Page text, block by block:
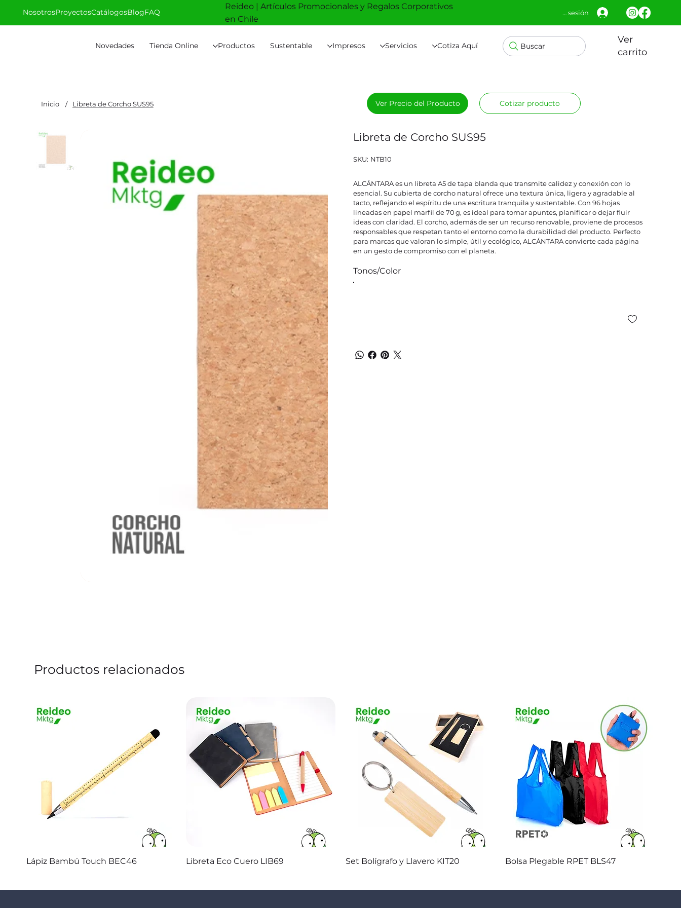
Novedades Tienda Online Productos Sustentable Impresos Servicios Cotiza Aquí Buscar
Ver
carrito
NosotrosProyectosCatálogosBlogFAQ
Reideo | Artículos Promocionales y Regalos Corporativos
en Chile
Iniciar sesión
Inicio / Libreta de Corcho SUS95
Libreta de Corcho SUS95
SKU: SKU
NTB10
NTB10
ALCÁNTARA es un libreta A5 de tapa blanda que transmite calidez y conexión con lo
esencial. Su cubierta de corcho natural ofrece una textura única, ligera y agradable al
tacto, reflejando el espíritu de una escritura tranquila y sustentable. Con 96 hojas
lineadas en papel marfil de 70 g, es ideal para tomar apuntes, planificar o dejar fluir
ideas con claridad. El corcho, además de ser un recurso renovable, proviene de procesos
responsables que respetan tanto el entorno como la durabilidad del producto. Perfecto
para marcas que valoran lo simple, útil y ecológico, ALCÁNTARA convierte cada página
en un gesto de compromiso con el planeta.
Tonos/Color
Ver Precio del Producto Cotizar producto
Productos relacionados
Vista rápida
Lápiz Bambú Touch BEC46 Vista rápida
Libreta Eco Cuero LIB69 Vista rápida
Set Bolígrafo y Llavero KIT20 Vista rápida
Bolsa Plegable RPET BLS47